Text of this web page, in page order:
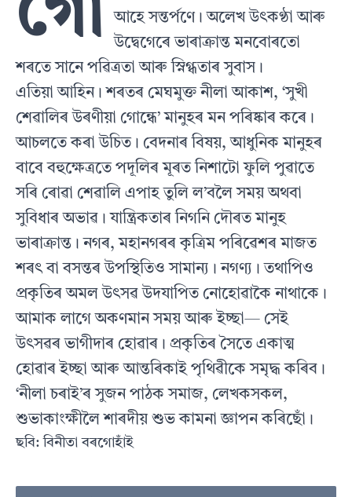
গো
আহে সন্তৰ্পণে। অলেখ উৎকণ্ঠা আৰু
উদ্বেগেৰে ভাৰাক্ৰান্ত মনবোৰতো
শৰতে সানে পৱিত্ৰতা আৰু স্নিগ্ধতাৰ সুবাস।
এতিয়া আহিন। শৰতৰ মেঘমুক্ত নীলা আকাশ, ‘সুখী
শেৱালিৰ উৰণীয়া গোন্ধে’ মানুহৰ মন পৰিষ্কাৰ কৰে।
আচলতে কৰা উচিত। বেদনাৰ বিষয়, আধুনিক মানুহৰ
বাবে বহুক্ষেত্ৰতে পদূলিৰ মূৰত নিশাটো ফুলি পুৱাতে
সৰি ৰোৱা শেৱালি এপাহ তুলি ল’বলৈ সময় অথবা
সুবিধাৰ অভাৱ। যান্ত্ৰিকতাৰ নিগনি দৌৰত মানুহ
ভাৰাক্ৰান্ত। নগৰ, মহানগৰৰ কৃত্ৰিম পৰিৱেশৰ মাজত
শৰৎ বা বসন্তৰ উপস্থিতিও সামান্য। নগণ্য। তথাপিও
প্ৰকৃতিৰ অমল উৎসৱ উদযাপিত নোহোৱাকৈ নাথাকে।
আমাক লাগে অকণমান সময় আৰু ইচ্ছা— সেই
উৎসৱৰ ভাগীদাৰ হোৱাৰ। প্ৰকৃতিৰ সৈতে একাত্ম
হোৱাৰ ইচ্ছা আৰু আন্তৰিকাই পৃথিৱীকে সমৃদ্ধ কৰিব।
‘নীলা চৰাই’ৰ সুজন পাঠক সমাজ, লেখকসকল,
শুভাকাংক্ষীলৈ শাৰদীয় শুভ কামনা জ্ঞাপন কৰিছোঁ।
ছবি: বিনীতা বৰগোহাঁই